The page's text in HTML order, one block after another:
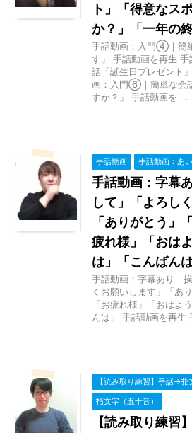
ト」「得意なス
か？」「一年の終
手話動画：入門④｜簡
す」 手話動画を再生
話「誕生日プレゼント
画：入門⑥｜簡単な会
すか？」 手話動画を ...
手話動画 手話動画：あ
手話動画：字幕
して」「よろし
「ありがとう」
疲れ様」「おは
は」「こんばんは
手話動画：字幕あり｜
くお願いします」「あ
「お疲れ様」「おはよ
んは」 手話動画を再
【読み取り練習】手話→
指文字（五十音）
【読み取り練